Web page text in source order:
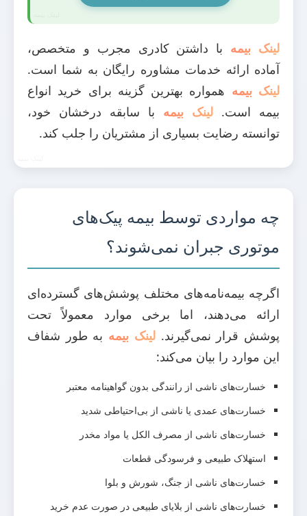
لینک بیمه با داشتن کادری مجرب و متخصص،
آماده ارائه خدمات مشاوره رایگان به شما است.
لینک بیمه همواره بهترین گزینه برای خرید انواع
بیمه است. لینک بیمه با سابقه درخشان خود،
توانسته رضایت بسیاری از مشتریان را جلب کند.
چه مواردی توسط بیمه پیک‌های
موتوری جبران نمی‌شوند؟
اگرچه بیمه‌نامه‌های مختلف پوشش‌های گسترده‌ای
ارائه می‌دهند، اما برخی موارد معمولاً تحت
پوشش قرار نمی‌گیرند.لینک بیمه به طور شفاف
این موارد را بیان می‌کند:
خسارت‌های ناشی از رانندگی بدون گواهینامه معتبر
خسارت‌های عمدی یا ناشی از بی‌احتیاطی شدید
خسارت‌های ناشی از مصرف الکل یا مواد مخدر
استهلاک طبیعی و فرسودگی قطعات
خسارت‌های ناشی از جنگ، شورش و بلوا
خسارت‌های ناشی از بلایای طبیعی در صورت عدم خرید